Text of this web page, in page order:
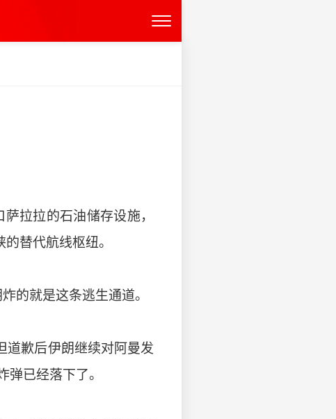
拉拉的石油储存设施，
替代航线枢纽。
的就是这条逃生通道。
道歉后伊朗继续对阿曼发
已经落下了。